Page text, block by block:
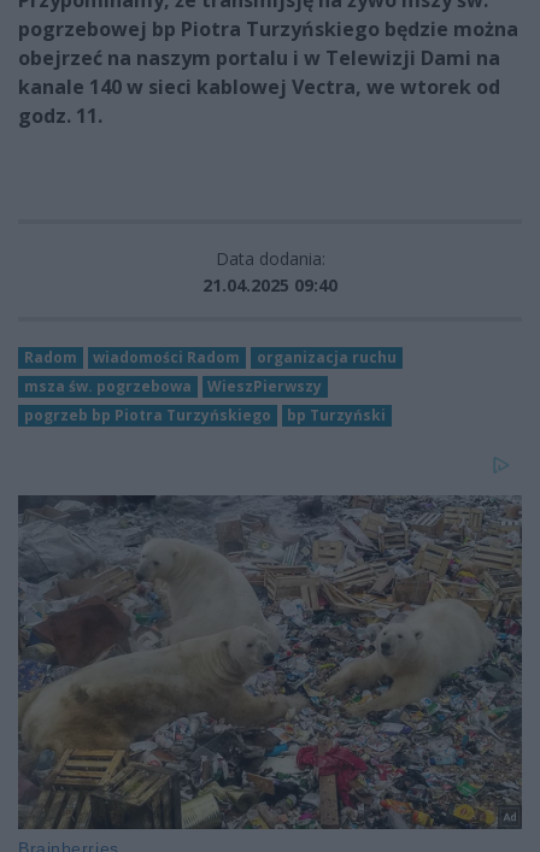
pogrzebowej bp Piotra Turzyńskiego będzie można
obejrzeć na naszym portalu i w Telewizji Dami na
kanale 140 w sieci kablowej Vectra, we wtorek od
godz. 11.
Data dodania:
21.04.2025 09:40
Radom wiadomości Radom
organizacja ruchu
msza św. pogrzebowa
WieszPierwszy
pogrzeb bp Piotra Turzyńskiego
bp Turzyński